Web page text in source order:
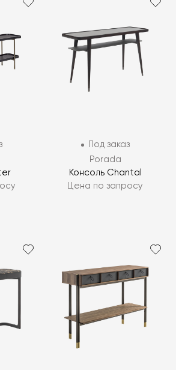
Под заказ
Porada
Консоль Chantal
Цена по запросу